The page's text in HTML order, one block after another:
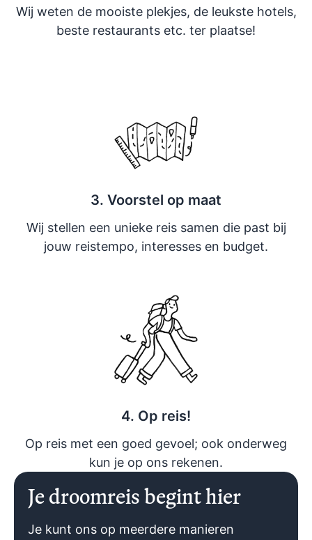
Wij weten de mooiste plekjes, de leukste hotels,
beste restaurants etc. ter plaatse!
3. Voorstel op maat
Wij stellen een unieke reis samen die past bij
jouw reistempo, interesses en budget.
4. Op reis!
Op reis met een goed gevoel; ook onderweg
kun je op ons rekenen.
Je droomreis begint hier
Je kunt ons op meerdere manieren